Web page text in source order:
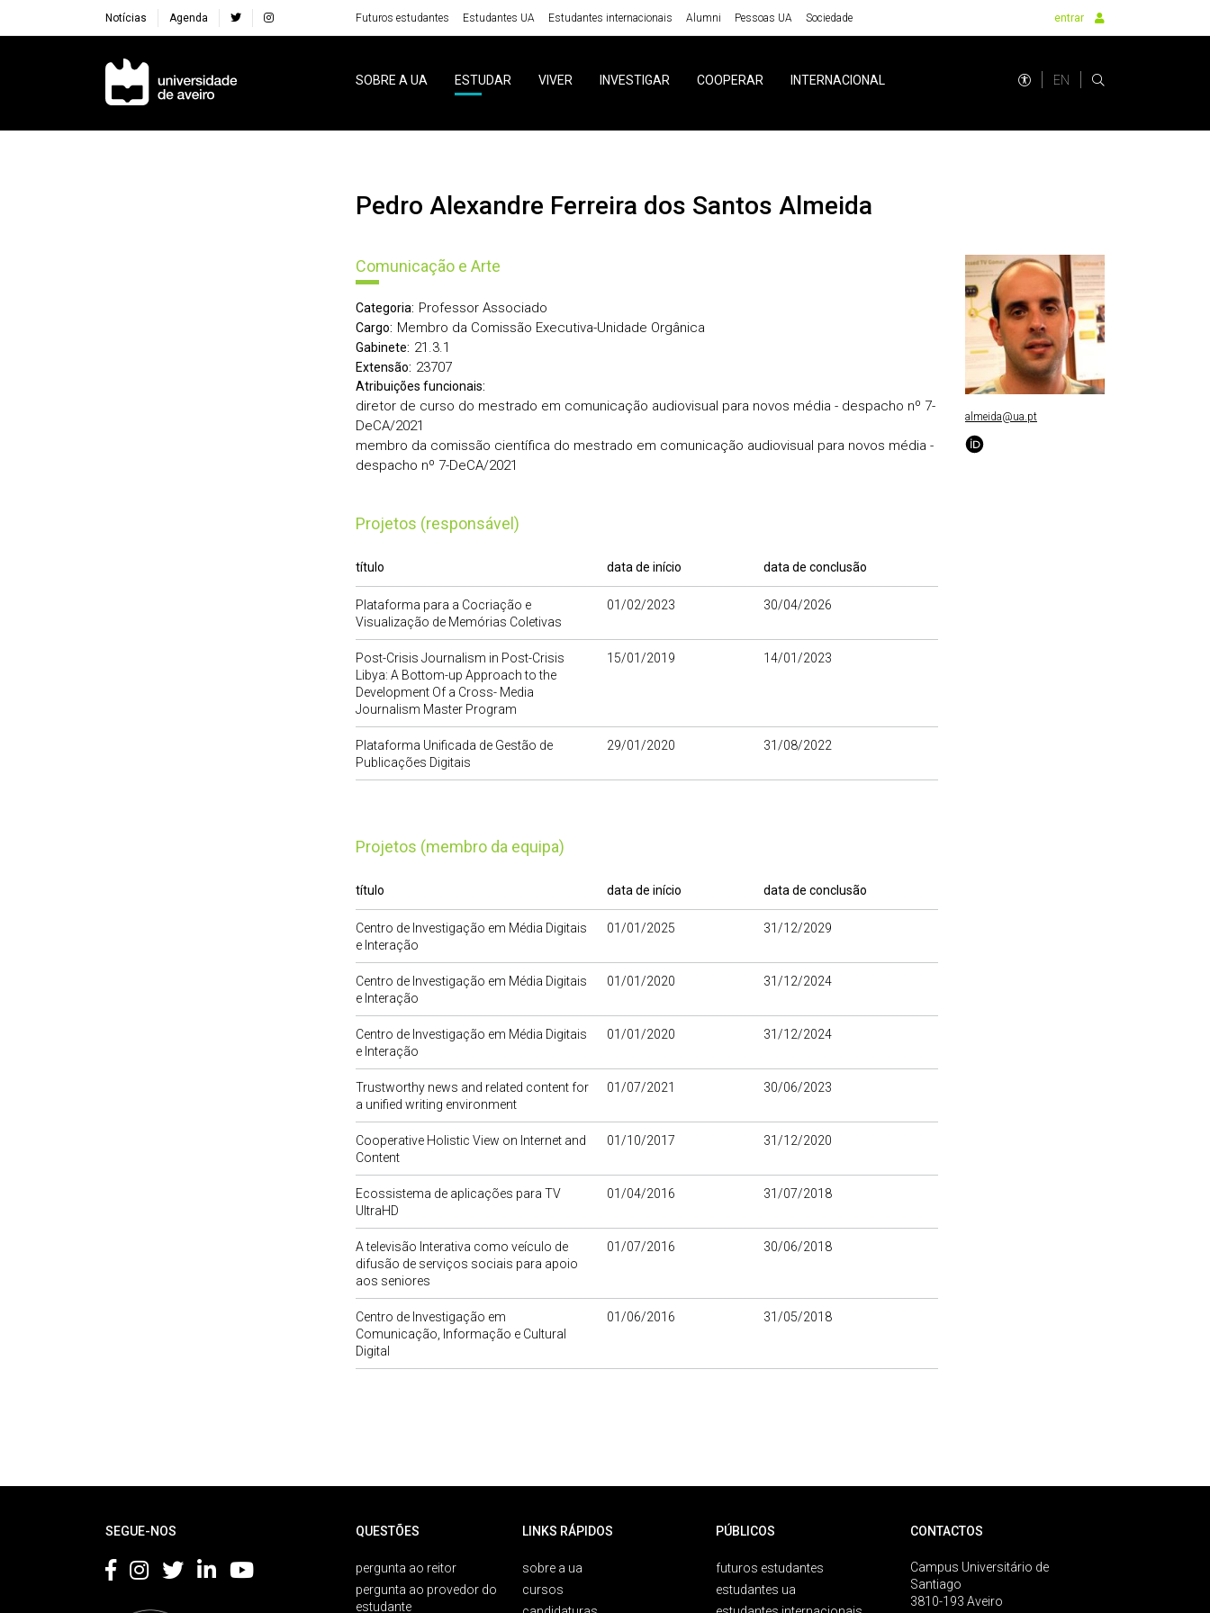
Notícias Agenda Futuros estudantes Estudantes UA Estudantes internacionais Alumni Pessoas UA Sociedade entrar
Navegação Principal
SOBRE A UA ESTUDAR VIVER INVESTIGAR COOPERAR INTERNACIONAL EN
Pedro Alexandre Ferreira dos Santos Almeida
Comunicação e Arte
Categoria: Professor Associado
Cargo: Membro da Comissão Executiva-Unidade Orgânica
Gabinete: 21.3.1
Extensão: 23707
Atribuições funcionais:
diretor de curso do mestrado em comunicação audiovisual para novos média - despacho nº 7-
DeCA/2021
membro da comissão científica do mestrado em comunicação audiovisual para novos média -
despacho nº 7-DeCA/2021
Projetos (responsável)
título data de início data de conclusão
Plataforma para a Cocriação e
Visualização de Memórias Coletivas
01/02/2023 30/04/2026
Post-Crisis Journalism in Post-Crisis
Libya: A Bottom-up Approach to the
Development Of a Cross- Media
Journalism Master Program
15/01/2019 14/01/2023
Plataforma Unificada de Gestão de
Publicações Digitais
29/01/2020 31/08/2022
Projetos (membro da equipa)
título data de início data de conclusão
Centro de Investigação em Média Digitais
e Interação
01/01/2025 31/12/2029
Centro de Investigação em Média Digitais
e Interação
01/01/2020 31/12/2024
Centro de Investigação em Média Digitais
e Interação
01/01/2020 31/12/2024
Trustworthy news and related content for
a unified writing environment
01/07/2021 30/06/2023
Cooperative Holistic View on Internet and
Content
01/10/2017 31/12/2020
Ecossistema de aplicações para TV
UltraHD
01/04/2016 31/07/2018
A televisão Interativa como veículo de
difusão de serviços sociais para apoio
aos seniores
01/07/2016 30/06/2018
Centro de Investigação em
Comunicação, Informação e Cultural
Digital
01/06/2016 31/05/2018
almeida@ua.pt
SEGUE-NOS QUESTÕES
pergunta ao reitor
pergunta ao provedor do
estudante
LINKS RÁPIDOS
sobre a ua
cursos
PÚBLICOS
futuros estudantes
estudantes ua
CONTACTOS
Campus Universitário de
Santiago
3810-193 Aveiro